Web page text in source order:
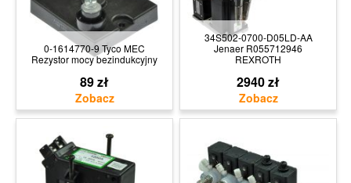
0-1614770-9 Tyco MEC
Rezystor mocy bezindukcyjny
89 zł
34S502-0700-D05LD-AA
Jenaer R055712946
REXROTH
2940 zł